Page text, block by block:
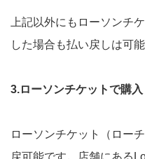
上記以外にもローソンチ
した場合も払い戻しは可能
3.ローソンチケットで購
ローソンチケット（ロー
戻可能です。店舗にある